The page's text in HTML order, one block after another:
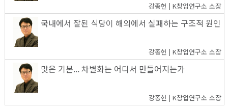
강종헌 | K창업연구소 소장
국내에서 잘된 식당이 해외에서 실패하는 구조적 원인
강종헌 | K창업연구소 소장
맛은 기본... 차별화는 어디서 만들어지는가
강종헌 | K창업연구소 소장